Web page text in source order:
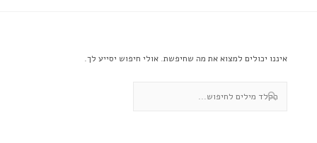
איננו יכולים למצוא את מה שחיפשת. אולי חיפוש יסייע לך.